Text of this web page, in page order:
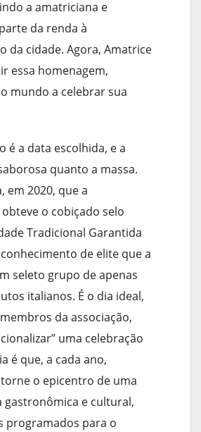
a amatriciana e
da renda à
da cidade. Agora, Amatrice
essa homenagem,
mundo a celebrar sua
é a data escolhida, e a
quanto a massa.
em 2020, que a
o cobiçado selo
Tradicional Garantida
de elite que a
seleto grupo de apenas
italianos. É o dia ideal,
da associação,
uma celebração
é que, a cada ano,
o epicentro de uma
gastronômica e cultural,
programados para o